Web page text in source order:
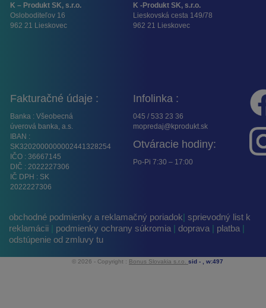
K – Produkt SK, s.r.o.
Osloboditeľov 16
962 21 Lieskovec
K -Produkt SK, s.r.o.
Lieskovská cesta 149/78
962 21 Lieskovec
Fakturačné údaje :
Banka : Všeobecná
úverová banka, a.s.
IBAN :
SK3202000000002441328254
IČO : 36667145
DIČ : 2022227306
IČ DPH : SK
2022227306
Infolinka :
045 / 533 23 36
mopredaj@kprodukt.sk
Otváracie hodiny:
Po-Pi 7:30 – 17:00
obchodné podmienky a reklamačný poriadok| sprievodný list k
reklamácii
podmienky ochrany súkromia | doprava | platba |
odstúpenie od zmluvy tu
© 2026 - Copyright : Bonus Slovakia s.r.o. sid - , w:497